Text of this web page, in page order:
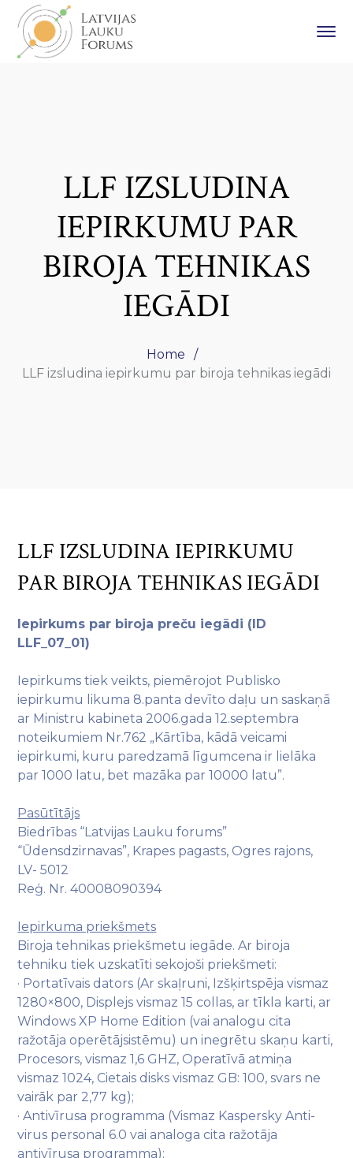
LLF IZSLUDINA
IEPIRKUMU PAR
BIROJA TEHNIKAS
IEGĀDI
Home
LLF izsludina iepirkumu par biroja tehnikas iegādi
LLF IZSLUDINA IEPIRKUMU
PAR BIROJA TEHNIKAS IEGĀDI
Iepirkums par biroja preču iegādi (ID
LLF_07_01)
Iepirkums tiek veikts, piemērojot Publisko
iepirkumu likuma 8.panta devīto daļu un saskaņā
ar Ministru kabineta 2006.gada 12.septembra
noteikumiem Nr.762 „Kārtība, kādā veicami
iepirkumi, kuru paredzamā līgumcena ir lielāka
par 1000 latu, bet mazāka par 10000 latu”.
Pasūtītājs
Biedrības “Latvijas Lauku forums”
“Ūdensdzirnavas”, Krapes pagasts, Ogres rajons,
LV- 5012
Reģ. Nr. 40008090394
Iepirkuma priekšmets
Biroja tehnikas priekšmetu iegāde. Ar biroja
tehniku tiek uzskatīti sekojoši priekšmeti:
· Portatīvais dators (Ar skaļruni, Izšķirtspēja vismaz
1280×800, Displejs vismaz 15 collas, ar tīkla karti, ar
Windows XP Home Edition (vai analogu cita
ražotāja operētājsistēmu) un inegrētu skaņu karti,
Procesors, vismaz 1,6 GHZ, Operatīvā atmiņa
vismaz 1024, Cietais disks vismaz GB: 100, svars ne
vairāk par 2,77 kg);
· Antivīrusa programma (Vismaz Kaspersky Anti-
virus personal 6.0 vai analoga cita ražotāja
antivīrusa programma);